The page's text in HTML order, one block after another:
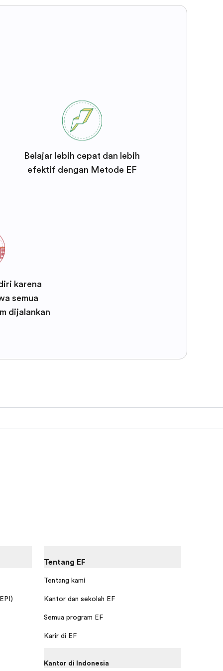
Belajar lebih cepat dan lebih
efektif dengan Metode EF
karena
semua
dijalankan
Tentang EF
Tentang kami
Kantor dan sekolah EF
Semua program EF
Karir di EF
Kantor di Indonesia